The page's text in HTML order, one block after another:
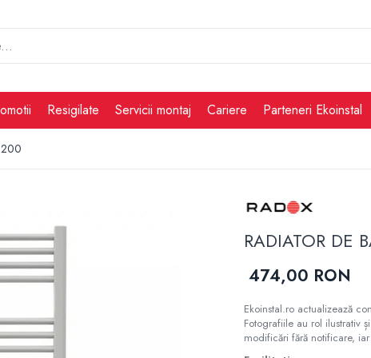
Resigilate Servicii montaj Cariere Parteneri Ekoinstal
RADIATOR DE
474,00 RON
Ekoinstal.ro actualizează
Fotografiile au rol ilustrativ
modificări fără notificare,